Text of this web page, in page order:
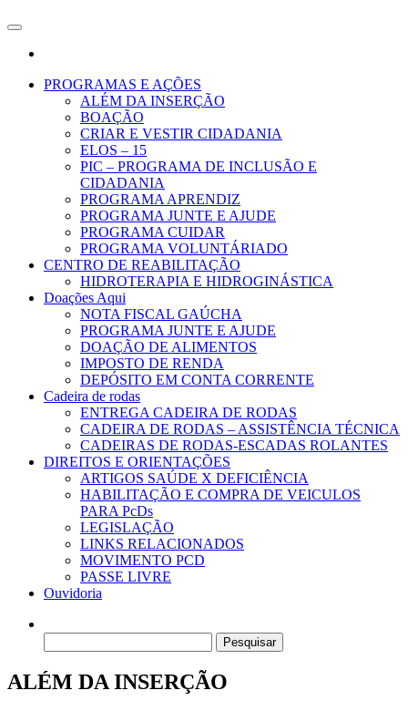
Skip
PROGRAMAS E AÇÕES
ALÉM DA INSERÇÃO
BOAÇÃO
CRIAR E VESTIR CIDADANIA
ELOS – 15
PIC – PROGRAMA DE INCLUSÃO E
CIDADANIA
PROGRAMA APRENDIZ
PROGRAMA JUNTE E AJUDE
PROGRAMA CUIDAR
PROGRAMA VOLUNTÁRIADO
CENTRO DE REABILITAÇÃO
HIDROTERAPIA E HIDROGINÁSTICA
Doações Aqui
NOTA FISCAL GAÚCHA
PROGRAMA JUNTE E AJUDE
DOAÇÃO DE ALIMENTOS
IMPOSTO DE RENDA
DEPÓSITO EM CONTA CORRENTE
Cadeira de rodas
ENTREGA CADEIRA DE RODAS
CADEIRA DE RODAS – ASSISTÊNCIA TÉCNICA
CADEIRAS DE RODAS-ESCADAS ROLANTES
DIREITOS E ORIENTAÇÕES
ARTIGOS SAÚDE X DEFICIÊNCIA
HABILITAÇÃO E COMPRA DE VEICULOS
PARA PcDs
LEGISLAÇÃO
LINKS RELACIONADOS
MOVIMENTO PCD
PASSE LIVRE
Ouvidoria
por:
ALÉM DA INSERÇÃO